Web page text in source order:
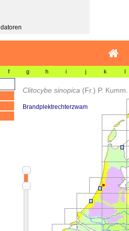
f g h i j k l
Clitocybe sinopica (Fr.) P. Kumm.
Brandplektrechterzwam